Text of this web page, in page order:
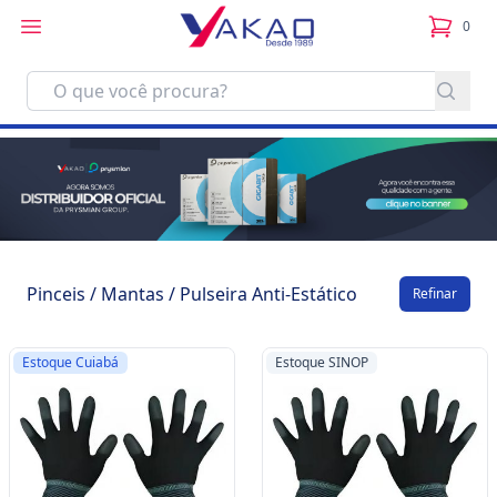
0
itens
Pinceis / Mantas / Pulseira Anti-Estático Refinar
Estoque Cuiabá Estoque SINOP